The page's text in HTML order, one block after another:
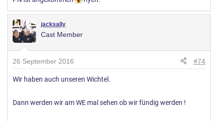
jacksally
Cast Member
26 September 2016 #74
Wir haben auch unseren Wichtel.
Dann werden wir am WE mal sehen ob wir fündig werden !